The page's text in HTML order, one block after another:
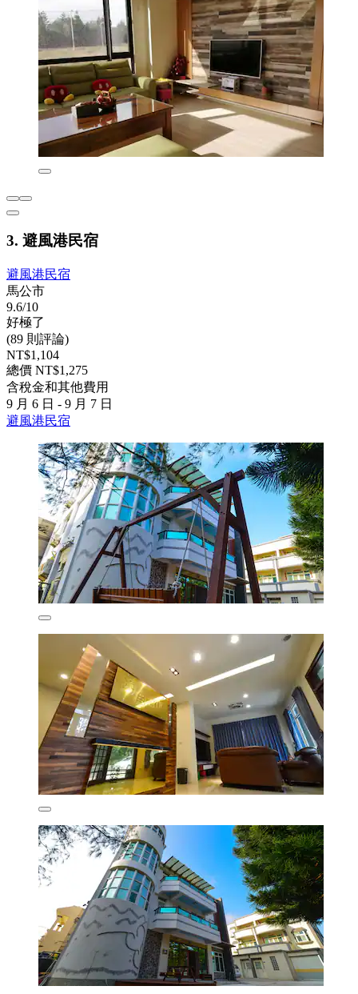
3. 避風港民宿
避風港民宿
馬公市
9.6/10
好極了
(89 則評論)
NT$1,104
總價 NT$1,275
含稅金和其他費用
9 月 6 日 - 9 月 7 日
避風港民宿